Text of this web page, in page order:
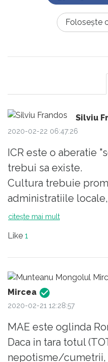
Folosește
Silviu
2020-02-22 06:47:26
ICR este o aberatie
trebui sa existe.
Cultura trebuie
administratiile
ICR exista in
fara gandire
locuri straine si sa
cu subiect si
locurile bune...
Romanii sunt inca
Cel Mare" si al lui
orisicine "tatuc" care
citește mai mult
Like 1
Mircea
2020-02-21 12:28:57
MAE este oglinda
Daca in tara totul
nepotisme/cumetrii,